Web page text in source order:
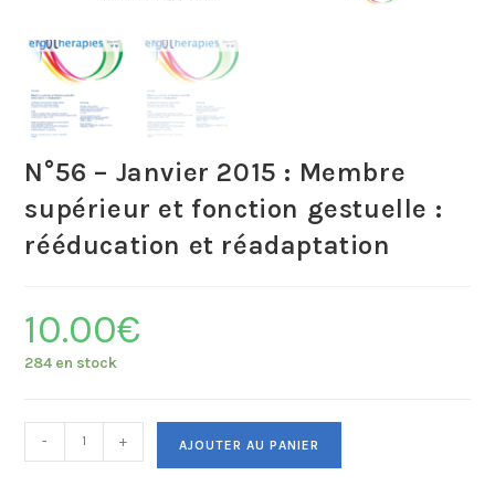
N°56 – Janvier 2015 : Membre
supérieur et fonction gestuelle :
rééducation et réadaptation
10.00€
284 en stock
- + AJOUTER AU PANIER